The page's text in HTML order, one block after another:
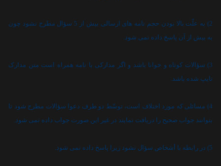
2) به علّت بالا بودن حجم نامه هاى ارسالى بيش از 5 سؤال مطرح نشود چون
به بيش از آن پاسخ داده نمى شود.
3) سؤالات کوتاه و خوانا باشد و اگر مدارکى با نامه همراه است متن مدارک
تايپ شده باشد.
4) مسائلى که مورد اختلاف است، توسّط دو طرف دعوا سؤالات مطرح شود تا
بتوانند جواب صحيح را دريافت نمايند در غير اين صورت جواب داده نمى شود.
5) در رابطه با أشخاص سؤال نشود زيرا پاسخ داده نمى شود.